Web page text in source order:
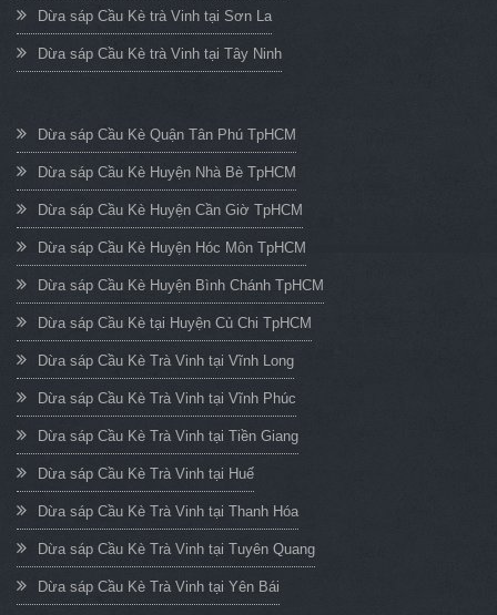
Dừa sáp Cầu Kè trà Vinh tại Sơn La
Dừa sáp Cầu Kè trà Vinh tại Tây Ninh
Dừa sáp Cầu Kè Quận Tân Phú TpHCM
Dừa sáp Cầu Kè Huyện Nhà Bè TpHCM
Dừa sáp Cầu Kè Huyện Cần Giờ TpHCM
Dừa sáp Cầu Kè Huyện Hóc Môn TpHCM
Dừa sáp Cầu Kè Huyện Bình Chánh TpHCM
Dừa sáp Cầu Kè tại Huyện Củ Chi TpHCM
Dừa sáp Cầu Kè Trà Vinh tại Vĩnh Long
Dừa sáp Cầu Kè Trà Vinh tại Vĩnh Phúc
Dừa sáp Cầu Kè Trà Vinh tại Tiền Giang
Dừa sáp Cầu Kè Trà Vinh tại Huế
Dừa sáp Cầu Kè Trà Vinh tại Thanh Hóa
Dừa sáp Cầu Kè Trà Vinh tại Tuyên Quang
Dừa sáp Cầu Kè Trà Vinh tại Yên Bái